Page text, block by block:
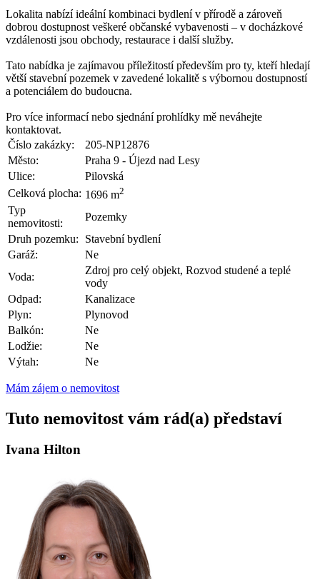
Lokalita nabízí ideální kombinaci bydlení v přírodě a zároveň
dobrou dostupnost veškeré občanské vybavenosti – v docházkové
vzdálenosti jsou obchody, restaurace i další služby.
Tato nabídka je zajímavou příležitostí především pro ty, kteří hledají
větší stavební pozemek v zavedené lokalitě s výbornou dostupností
a potenciálem do budoucna.
Pro více informací nebo sjednání prohlídky mě neváhejte
kontaktovat.
Číslo zakázky:
205-NP12876
Město:
Praha 9 - Újezd nad Lesy
Ulice:
Pilovská
Celková plocha: 1696 m2
Typ
nemovitosti:
Pozemky
Druh pozemku:
Stavební bydlení
Garáž:
Ne
Voda:
Zdroj pro celý objekt, Rozvod studené a teplé
vody
Odpad:
Kanalizace
Plyn:
Plynovod
Balkón:
Ne
Lodžie:
Ne
Výtah:
Ne
Mám zájem o nemovitost
Tuto nemovitost vám rád(a) představí
Ivana Hilton